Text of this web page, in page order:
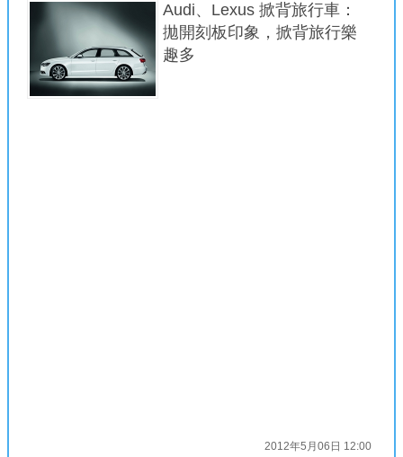
Audi、Lexus 掀背旅行車：
拋開刻板印象，掀背旅行樂
趣多
2012年5月06日 12:00